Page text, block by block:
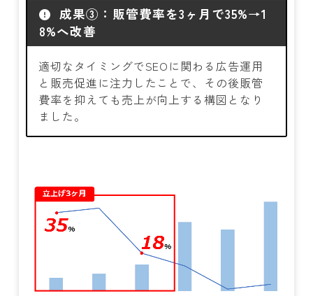
成果③：販管費率を3ヶ月で35%→1
8%へ改善
適切なタイミングでSEOに関わる広告運用
と販売促進に注力したことで、その後販管
費率を抑えても売上が向上する構図となり
ました。